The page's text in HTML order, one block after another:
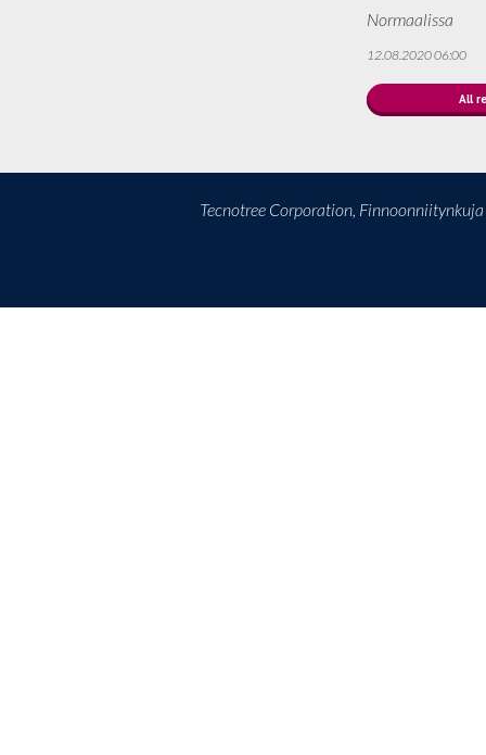
Normaalissa
12.08.2020 06:00
All
Tecnotree Corporation,